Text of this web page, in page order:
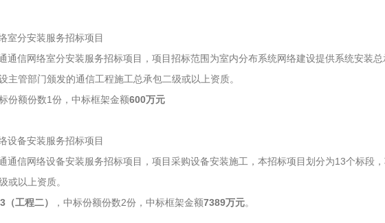
室分安装服务招标项目
通信网络室分安装服务招标项目，项目招标范围为室内分布系统网络建设提供系统安装
管部门颁发的通信工程施工总承包二级或以上资质。
标份额份数1份，中标框架金额600万元
设备安装服务招标项目
通信网络设备安装服务招标项目，项目采购设备安装施工，本招标项目划分为13个标段
或以上资质。
工程二） ，中标份额份数2份，中标框架金额7389万元。